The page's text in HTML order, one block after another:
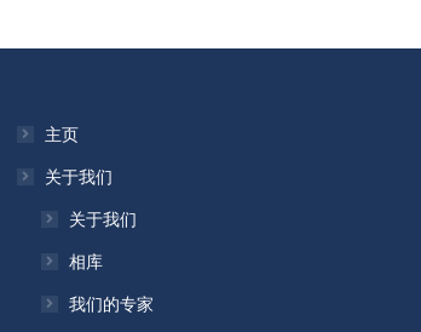
主页
关于我们
关于我们
相库
我们的专家